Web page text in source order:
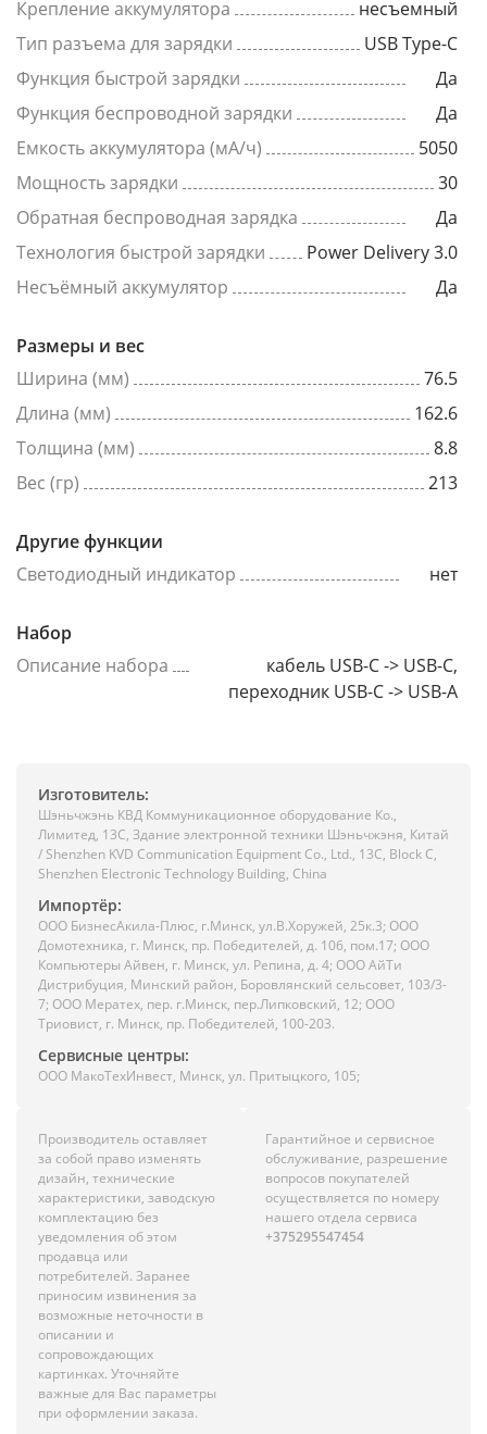
Крепление аккумулятора
несъемный
Тип разъема для зарядки
USB Type-C
Функция быстрой зарядки
Да
Функция беспроводной зарядки
Да
Емкость аккумулятора (мА/ч)
5050
Мощность зарядки
30
Обратная беспроводная зарядка
Да
Технология быстрой зарядки
Power Delivery 3.0
Несъёмный аккумулятор
Да
Размеры и вес
Ширина (мм)
76.5
Длина (мм)
162.6
Толщина (мм)
8.8
Вес (гр)
213
Другие функции
Светодиодный индикатор
нет
Набор
Описание набора
кабель USB-C -> USB-C,
переходник USB-C -> USB-A
Изготовитель:
Шэньчжэнь КВД Коммуникационное оборудование Ко.,
Лимитед, 13C, Здание электронной техники Шэньчжэня, Китай
/ Shenzhen KVD Communication Equipment Co., Ltd., 13C, Block C,
Shenzhen Electronic Technology Building, China
Импортёр:
ООО БизнесАкила-Плюc, г.Минск, ул.В.Хоружей, 25к.3; ООО
Домотехника, г. Минск, пр. Победителей, д. 106, пом.17; ООО
Компьютеры Айвен, г. Минск, ул. Репина, д. 4; ООО АйТи
Дистрибуция, Минский район, Боровлянский сельсовет, 103/3-
7; ООО Мератех, пер. г.Минск, пер.Липковский, 12; ООО
Триовист, г. Минск, пр. Победителей, 100-203.
Сервисные центры:
ООО МакоТехИнвест, Минск, ул. Притыцкого, 105;
Производитель оставляет
за собой право изменять
дизайн, технические
характеристики, заводскую
комплектацию без
уведомления об этом
продавца или
потребителей. Заранее
приносим извинения за
возможные неточности в
описании и
сопровождающих
картинках. Уточняйте
важные для Вас параметры
при оформлении заказа.
Гарантийное и сервисное
обслуживание, разрешение
вопросов покупателей
осуществляется по номеру
нашего отдела сервиса
+375295547454